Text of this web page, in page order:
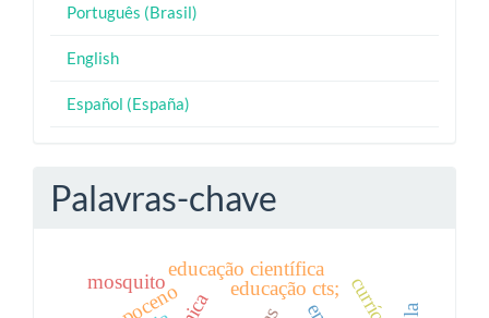
Português (Brasil)
English
Español (España)
Palavras-chave
educação cts;
educação científica
mosquito